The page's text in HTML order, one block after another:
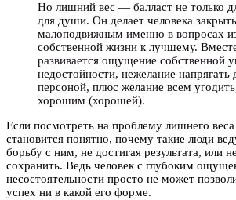
Но лишний вес — балласт не только
для души. Он делает человека
малоподвижным именно в вопросах
собственной жизни к лучшему.
развивается ощущение собственной
недостойности, нежелание напрягать
персоной, плюс желание всем
хорошим (хорошей).
Если посмотреть на проблему лишнего веса
становится понятно, почему такие люди
борьбу с ним, не достигая результата, или
сохранить. Ведь человек с глубоким
несостоятельности просто не может
успех ни в какой его форме.